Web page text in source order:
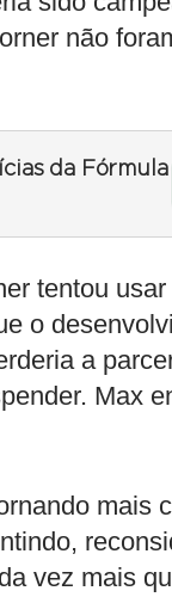
não
da Fórmula
tentou
o
a
Max
mais
vez mais